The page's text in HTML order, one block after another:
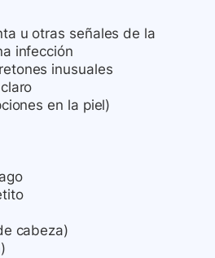
u otras señales de la
infección
inusuales
en la piel)
cabeza)